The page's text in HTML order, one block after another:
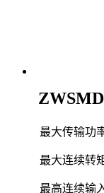
最大传输功
最大连续转
最高连续输